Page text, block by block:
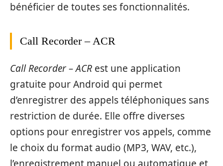
bénéficier de toutes ses fonctionnalités.
Call Recorder – ACR
Call Recorder – ACR est une application
gratuite pour Android qui permet
d’enregistrer des appels téléphoniques sans
restriction de durée. Elle offre diverses
options pour enregistrer vos appels, comme
le choix du format audio (MP3, WAV, etc.),